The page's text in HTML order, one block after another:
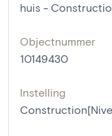
huis -
Objectnummer
10149430
Instelling